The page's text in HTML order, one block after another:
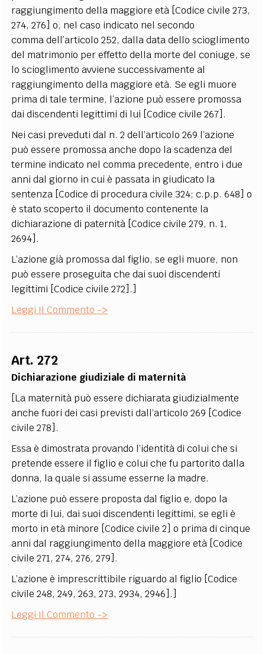
raggiungimento della maggiore età [Codice civile 273,
274, 276] o, nel caso indicato nel secondo
comma dell’articolo 252, dalla data dello scioglimento
del matrimonio per effetto della morte del coniuge, se
lo scioglimento avviene successivamente al
raggiungimento della maggiore età. Se egli muore
prima di tale termine, l’azione può essere promossa
dai discendenti legittimi di lui [Codice civile 267].
Nei casi preveduti dal n. 2 dell’articolo 269 l’azione
può essere promossa anche dopo la scadenza del
termine indicato nel comma precedente, entro i due
anni dal giorno in cui è passata in giudicato la
sentenza [Codice di procedura civile 324; c.p.p. 648] o
è stato scoperto il documento contenente la
dichiarazione di paternità [Codice civile 279, n. 1,
2694].
L’azione già promossa dal figlio, se egli muore, non
può essere proseguita che dai suoi discendenti
legittimi [Codice civile 272].]
Leggi Il Commento ->
Art. 272
Dichiarazione giudiziale di maternità
[La maternità può essere dichiarata giudizialmente
anche fuori dei casi previsti dall’articolo 269 [Codice
civile 278].
Essa è dimostrata provando l’identità di colui che si
pretende essere il figlio e colui che fu partorito dalla
donna, la quale si assume esserne la madre.
L’azione può essere proposta dal figlio e, dopo la
morte di lui, dai suoi discendenti legittimi, se egli è
morto in età minore [Codice civile 2] o prima di cinque
anni dal raggiungimento della maggiore età [Codice
civile 271, 274, 276, 279].
L’azione è imprescrittibile riguardo al figlio [Codice
civile 248, 249, 263, 273, 2934, 2946].]
Leggi Il Commento ->